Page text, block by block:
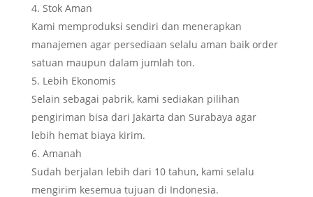
Stok Aman
Kami memproduksi sendiri dan menerapkan
manajemen agar persediaan selalu aman baik order
satuan maupun dalam jumlah ton.
Lebih Ekonomis
Selain sebagai pabrik, kami sediakan pilihan
pengiriman bisa dari Jakarta dan Surabaya agar
lebih hemat biaya kirim.
Amanah
Sudah berjalan lebih dari 10 tahun, kami selalu
mengirim kesemua tujuan di Indonesia.